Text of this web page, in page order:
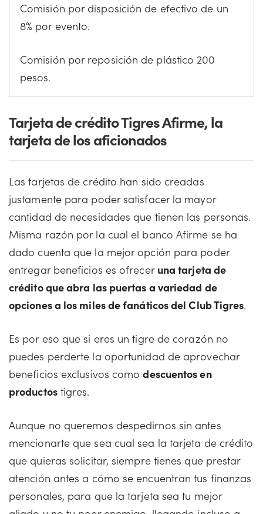
Comisión por disposición de efectivo de un
8% por evento.
Comisión por reposición de plástico 200
pesos.
Tarjeta de crédito Tigres Afirme, la
tarjeta de los aficionados
Las tarjetas de crédito han sido creadas
justamente para poder satisfacer la mayor
cantidad de necesidades que tienen las personas.
Misma razón por la cual el banco Afirme se ha
dado cuenta que la mejor opción para poder
entregar beneficios es ofrecer una tarjeta de
crédito que abra las puertas a variedad de
opciones a los miles de fanáticos del Club Tigres.
Es por eso que si eres un tigre de corazón no
puedes perderte la oportunidad de aprovechar
beneficios exclusivos comodescuentos en
productostigres.
Aunque no queremos despedirnos sin antes
mencionarte que sea cual sea la tarjeta de crédito
que quieras solicitar, siempre tienes que prestar
atención antes a cómo se encuentran tus finanzas
personales, para que la tarjeta sea tu mejor